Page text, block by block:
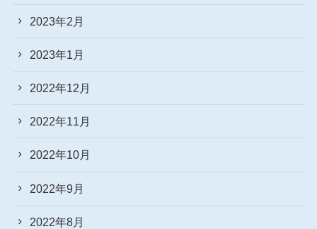
2023年2月
2023年1月
2022年12月
2022年11月
2022年10月
2022年9月
2022年8月